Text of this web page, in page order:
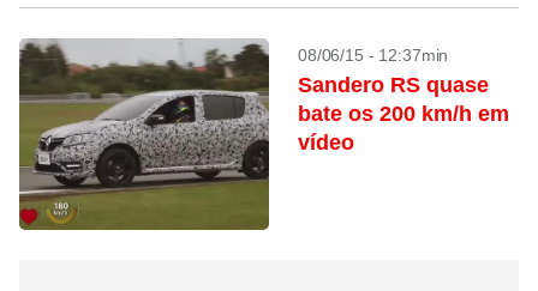
08/06/15 - 12:37min
Sandero RS quase
bate os 200 km/h em
vídeo